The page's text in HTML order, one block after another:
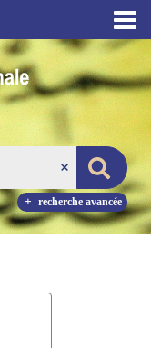
recherche avancée